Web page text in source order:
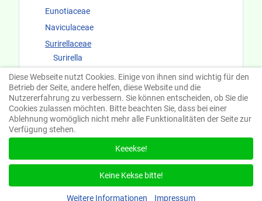
Eunotiaceae
Naviculaceae
Surirellaceae
Surirella
Cymatopleura
Fundorte und Ökologie
Diese Webseite nutzt Cookies. Einige von ihnen sind wichtig für den
Betrieb der Seite, andere helfen, diese Website und die
Nutzererfahrung zu verbessern. Sie können entscheiden, ob Sie die
Cookies zulassen möchten. Bitte beachten Sie, dass bei einer
Ablehnung womöglich nicht mehr alle Funktionalitäten der Seite zur
Verfügung stehen.
Keeekse!
Keine Kekse bitte!
Weitere Informationen Impressum